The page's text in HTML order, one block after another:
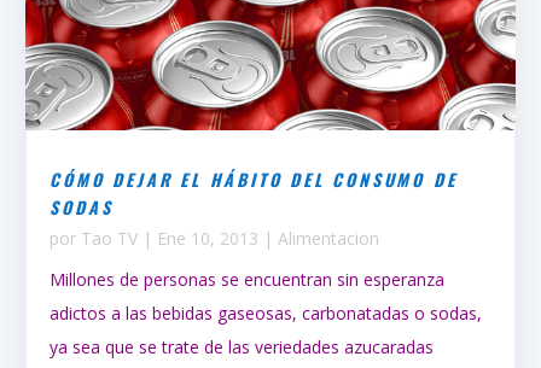
CÓMO DEJAR EL HÁBITO DEL CONSUMO DE
SODAS
por Tao TV | Ene 10, 2013 |Alimentacion
Millones de personas se encuentran sin esperanza
adictos a las bebidas gaseosas, carbonatadas o sodas,
ya sea que se trate de las veriedades azucaradas